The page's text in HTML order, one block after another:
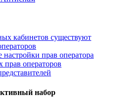
кабинетов существуют
прав оператора
прав операторов
набор